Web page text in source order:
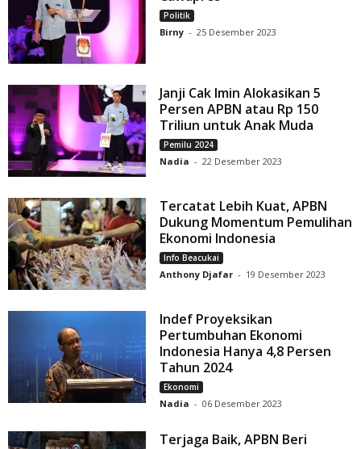
Politik
Birny - 25 Desember 2023
Janji Cak Imin Alokasikan 5
Persen APBN atau Rp 150
Triliun untuk Anak Muda
Pemilu 2024
Nadia - 22 Desember 2023
Tercatat Lebih Kuat, APBN
Dukung Momentum Pemulihan
Ekonomi Indonesia
Info Beacukai
Anthony Djafar - 19 Desember 2023
Indef Proyeksikan
Pertumbuhan Ekonomi
Indonesia Hanya 4,8 Persen
Tahun 2024
Ekonomi
Nadia - 06 Desember 2023
Terjaga Baik, APBN Beri